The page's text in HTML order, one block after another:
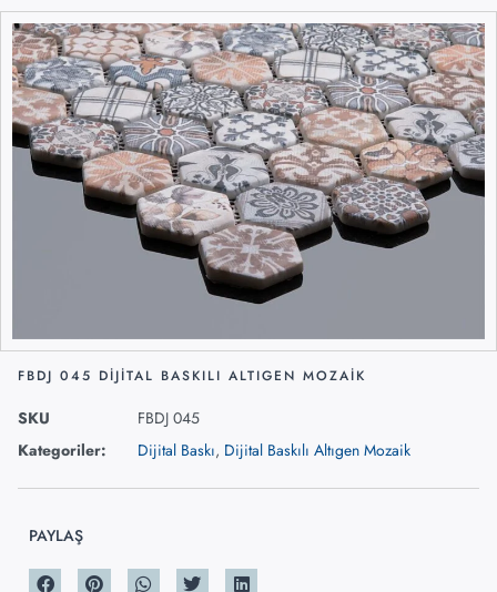
FBDJ 045 DIJITAL BASKILI ALTIGEN MOZAIK
SKU
FBDJ 045
Kategoriler:
Dijital Baskı, Dijital Baskılı Altıgen Mozaik
PAYLAŞ